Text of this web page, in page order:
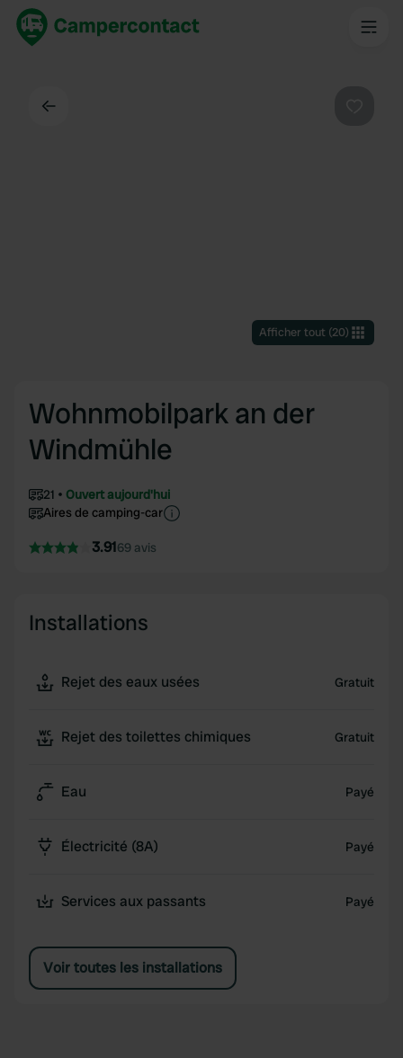
Afficher tout(20)
Wohnmobilpark an der
Windmühle
21
Ouvert aujourd'hui
Aires de camping-car
3.9169 avis
Installations
Rejet des eaux usées Gratuit
Rejet des toilettes chimiques Gratuit
Eau Payé
Électricité (8A) Payé
Services aux passants Payé
Voir toutes les installations